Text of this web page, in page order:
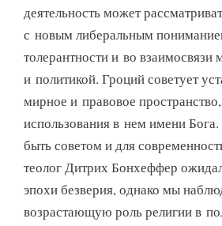
деятельность может
с новым либеральным
толерантности и во взаимосвязи
и политикой. Гроций советует
мирное и правовое
использования в нем имени
быть советом и для
теолог Дитрих Бонхеффер
эпохи безверия, однако мы
возрастающую роль религии в